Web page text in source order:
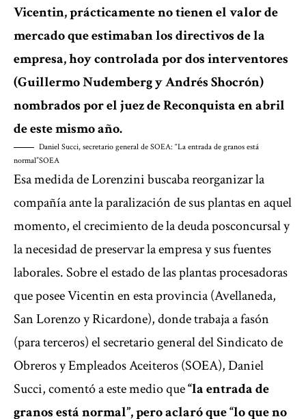
Vicentin, prácticamente no tienen el valor de
mercado que estimaban los directivos de la
empresa, hoy controlada por dos interventores
(Guillermo Nudemberg y Andrés Shocrón)
nombrados por el juez de Reconquista en abril
de este mismo año.
Daniel Succi, secretario general de SOEA: “La entrada de granos está
normal”SOEA
Esa medida de Lorenzini buscaba reorganizar la
compañía ante la paralización de sus plantas en aquel
momento, el crecimiento de la deuda posconcursal y
la necesidad de preservar la empresa y sus fuentes
laborales. Sobre el estado de las plantas procesadoras
que posee Vicentin en esta provincia (Avellaneda,
San Lorenzo y Ricardone), donde trabaja a fasón
(para terceros) el secretario general del Sindicato de
Obreros y Empleados Aceiteros (SOEA), Daniel
Succi, comentó a este medio que“la entrada de
granos está normal”, pero aclaró que “lo que no